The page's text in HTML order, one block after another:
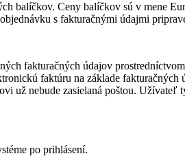
balíčkov. Ceny balíčkov sú v mene
s fakturačnými údajmi
fakturačných údajov
faktúru na základe
už nebude zasielaná poštou.
po prihlásení.